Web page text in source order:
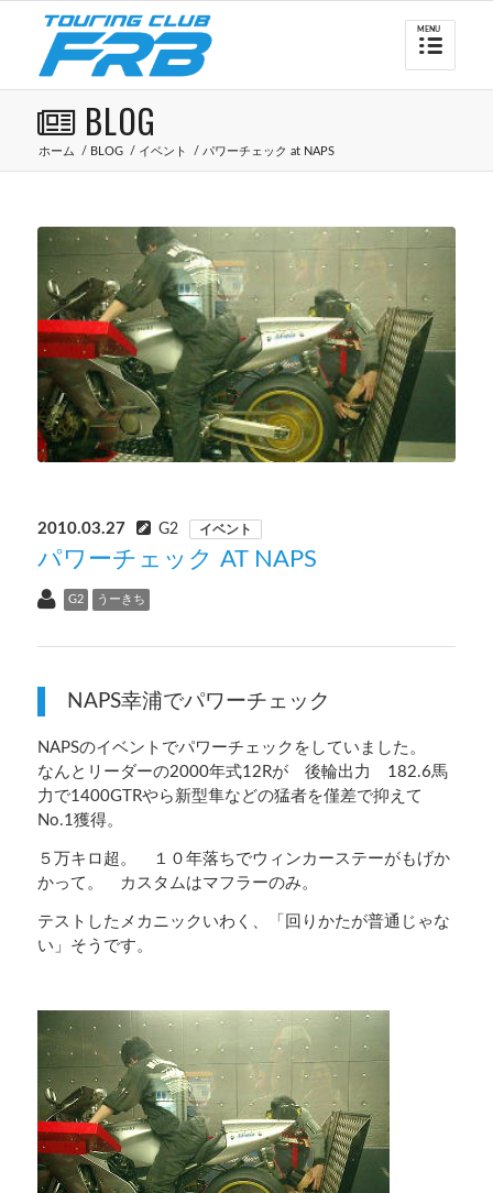
BLOG
ホーム / BLOG / イベント / パワーチェック at NAPS
2010.03.27 G2 イベント
パワーチェック AT NAPS
G2 うーきち
NAPS幸浦でパワーチェック
NAPSのイベントでパワーチェックをしていました。
なんとリーダーの2000年式12Rが 後輪出力 182.6馬
力で1400GTRやら新型隼などの猛者を僅差で抑えて
No.1獲得。
５万キロ超。 １０年落ちでウィンカーステーがもげか
かって。 カスタムはマフラーのみ。
テストしたメカニックいわく、「回りかたが普通じゃな
い」そうです。